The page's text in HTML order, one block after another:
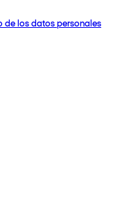
de los datos personales